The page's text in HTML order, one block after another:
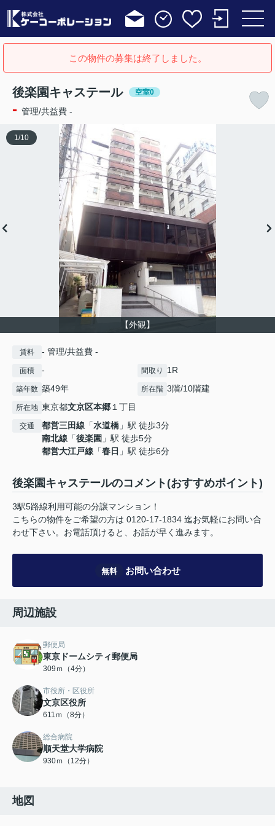
この物件の募集は終了しました。
後楽園キャステール 空室0
- 管理/共益費 -
【外観】
1 /10
賃料 - 管理/共益費 -
面積 - 間取り 1R
築年数 築49年 所在階 3階/10階建
所在地 東京都文京区本郷 １丁目
交通 都営三田線 「水道橋 」駅 徒歩3分
南北線 「後楽園 」駅 徒歩5分
都営大江戸線 「春日 」駅 徒歩6分
後楽園キャステールのコメント(おすすめポイント)
3駅5路線利用可能の分譲マンション！
こちらの物件をご希望の方は 0120-17-1834 迄お気軽にお問い合
わせ下さい。お電話頂けると、お話が早く進みます。
無料 お問い合わせ
周辺施設
郵便局
東京ドームシティ郵便局
309ｍ（4分）
市役所・区役所
文京区役所
611ｍ（8分）
総合病院
順天堂大学病院
930ｍ（12分）
地図